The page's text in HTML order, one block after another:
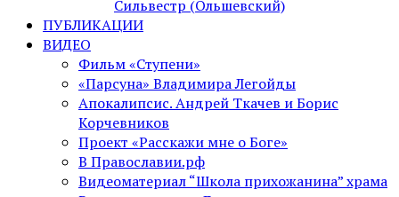
Сильвестр (Ольшевский)
ПУБЛИКАЦИИ
ВИДЕО
Фильм «Ступени»
«Парсуна» Владимира Легойды
Апокалипсис. Андрей Ткачев и Борис
Корчевников
Проект «Расскажи мне о Боге»
В Православии.рф
Видеоматериал “Школа прихожанина” храма